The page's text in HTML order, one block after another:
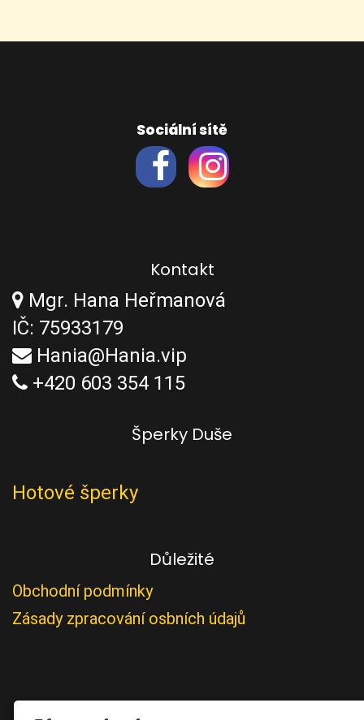
Sociální sítě
Kontakt
Mgr. Hana Heřmanová
IČ: 75933179
Hania@Hania.vip
+420 603 354 115
Šperky Duše
Hotové šperky
Důležité
Obchodní podmínky
Zásady zpracování osbních údajů